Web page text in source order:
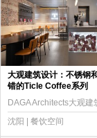
大观建筑设计：不锈钢
错的Ticle Coffee系列
DAGA Architects大观建
沈阳 | 餐饮空间